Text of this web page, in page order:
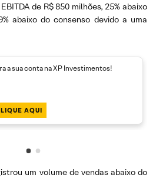
de R$ 850 milhões, 25% abaixo
abaixo do consenso devido a uma
a sua conta na XP Investimentos!
AQUI
um volume de vendas abaixo do